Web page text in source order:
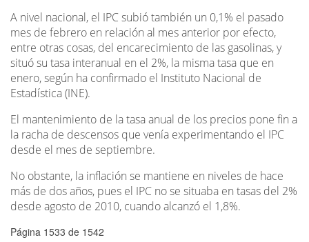
A nivel nacional, el IPC subió también un 0,1% el pasado
mes de febrero en relación al mes anterior por efecto,
entre otras cosas, del encarecimiento de las gasolinas, y
situó su tasa interanual en el 2%, la misma tasa que en
enero, según ha confirmado el Instituto Nacional de
Estadística (INE).
El mantenimiento de la tasa anual de los precios pone fin a
la racha de descensos que venía experimentando el IPC
desde el mes de septiembre.
No obstante, la inflación se mantiene en niveles de hace
más de dos años, pues el IPC no se situaba en tasas del 2%
desde agosto de 2010, cuando alcanzó el 1,8%.
Página 1533 de 1542